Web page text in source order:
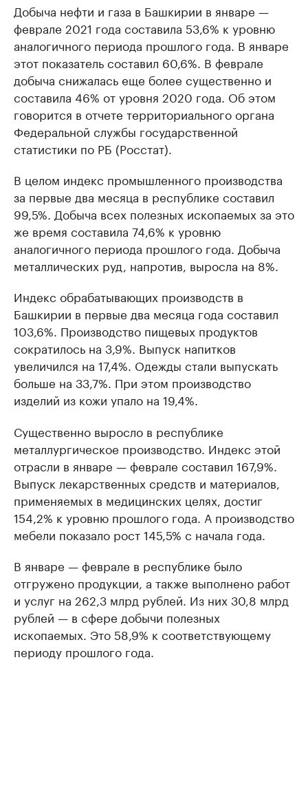
Добыча нефти и газа в Башкирии в январе —
феврале 2021 года составила 53,6% к уровню
аналогичного периода прошлого года. В январе
этот показатель составил 60,6%. В феврале
добыча снижалась еще более существенно и
составила 46% от уровня 2020 года. Об этом
говорится в отчете территориального органа
Федеральной службы государственной
статистики по РБ (Росстат).
В целом индекс промышленного производства
за первые два месяца в республике составил
99,5%. Добыча всех полезных ископаемых за это
же время составила 74,6% к уровню
аналогичного периода прошлого года. Добыча
металлических руд, напротив, выросла на 8%.
Индекс обрабатывающих производств в
Башкирии в первые два месяца года составил
103,6%. Производство пищевых продуктов
сократилось на 3,9%. Выпуск напитков
увеличился на 17,4%. Одежды стали выпускать
больше на 33,7%. При этом производство
изделий из кожи упало на 19,4%.
Существенно выросло в республике
металлургическое производство. Индекс этой
отрасли в январе — феврале составил 167,9%.
Выпуск лекарственных средств и материалов,
применяемых в медицинских целях, достиг
154,2% к уровню прошлого года. А производство
мебели показало рост 145,5% с начала года.
В январе — феврале в республике было
отгружено продукции, а также выполнено работ
и услуг на 262,3 млрд рублей. Из них 30,8 млрд
рублей — в сфере добычи полезных
ископаемых. Это 58,9% к соответствующему
периоду прошлого года.